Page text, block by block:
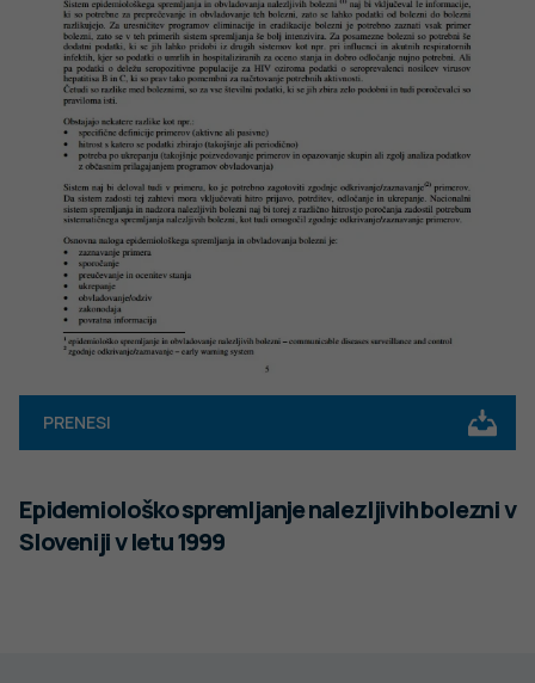
PRENESI
Epidemiološko spremljanje nalezljivih bolezni v
Sloveniji v letu 1999